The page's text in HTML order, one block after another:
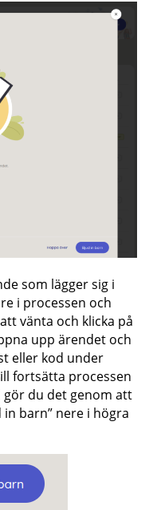
som lägger sig i
i processen och
vänta och klicka på
upp ärendet och
eller kod under
fortsätta processen
du det genom att
in barn” nere i högra